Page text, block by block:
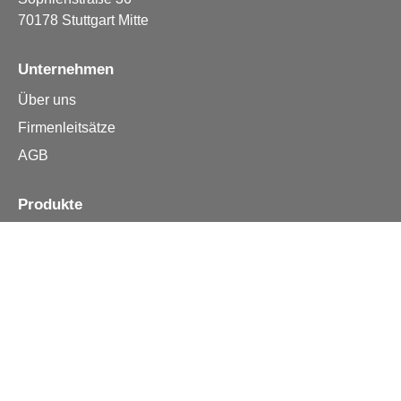
70178 Stuttgart Mitte
Unternehmen
Über uns
Firmenleitsätze
AGB
Produkte